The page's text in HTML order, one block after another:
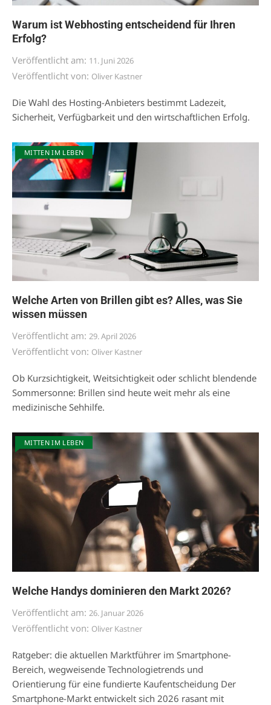
Warum ist Webhosting entscheidend für Ihren
Erfolg?
Veröffentlicht am: 11. Juni 2026
Veröffentlicht von: Oliver Kastner
Die Wahl des Hosting-Anbieters bestimmt Ladezeit,
Sicherheit, Verfügbarkeit und den wirtschaftlichen Erfolg.
MITTEN IM LEBEN
Welche Arten von Brillen gibt es? Alles, was Sie
wissen müssen
Veröffentlicht am: 29. April 2026
Veröffentlicht von: Oliver Kastner
Ob Kurzsichtigkeit, Weitsichtigkeit oder schlicht blendende
Sommersonne: Brillen sind heute weit mehr als eine
medizinische Sehhilfe.
MITTEN IM LEBEN
Welche Handys dominieren den Markt 2026?
Veröffentlicht am: 26. Januar 2026
Veröffentlicht von: Oliver Kastner
Ratgeber: die aktuellen Marktführer im Smartphone-
Bereich, wegweisende Technologietrends und
Orientierung für eine fundierte Kaufentscheidung Der
Smartphone-Markt entwickelt sich 2026 rasant mit